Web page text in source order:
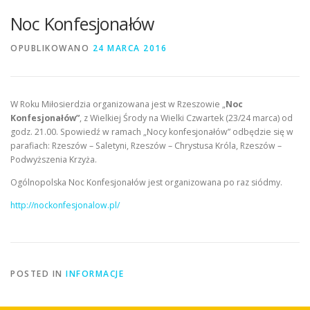
Noc Konfesjonałów
OPUBLIKOWANO 24 MARCA 2016
W Roku Miłosierdzia organizowana jest w Rzeszowie „Noc
Konfesjonałów”, z Wielkiej Środy na Wielki Czwartek (23/24 marca) od
godz. 21.00. Spowiedź w ramach „Nocy konfesjonałów” odbędzie się w
parafiach: Rzeszów – Saletyni, Rzeszów – Chrystusa Króla, Rzeszów –
Podwyższenia Krzyża.
Ogólnopolska Noc Konfesjonałów jest organizowana po raz siódmy.
http://nockonfesjonalow.pl/
POSTED IN INFORMACJE